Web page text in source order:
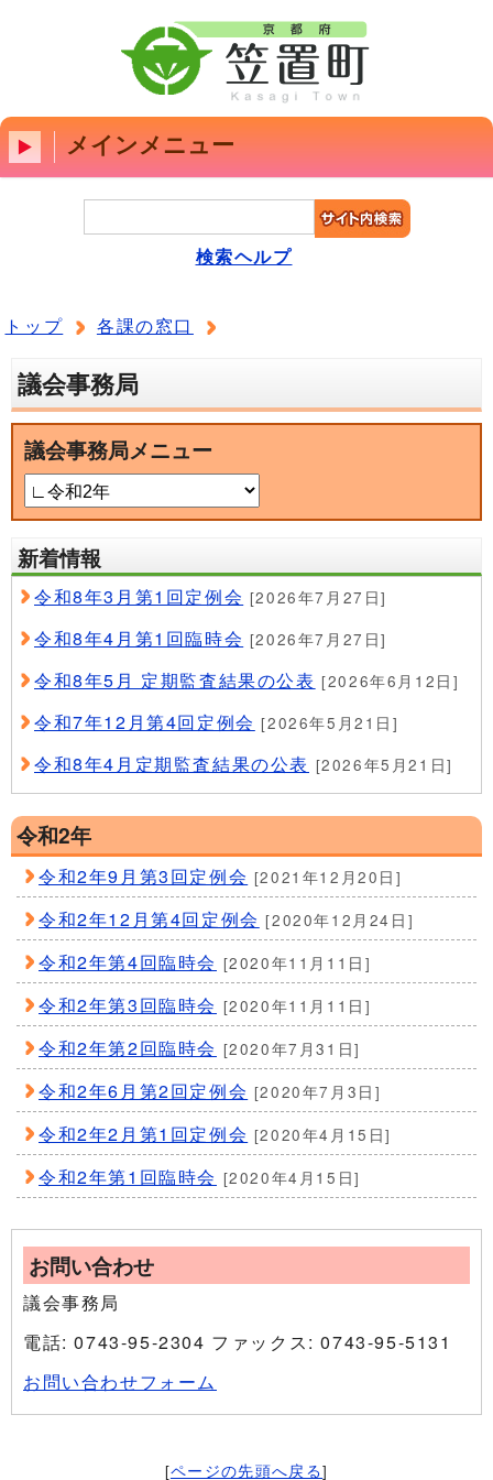
メインメニュー
検索ヘルプ
トップ 各課の窓口
議会事務局
議会事務局メニュー
新着情報
令和8年3月第1回定例会 [2026年7月27日]
令和8年4月第1回臨時会 [2026年7月27日]
令和8年5月 定期監査結果の公表 [2026年6月12日]
令和7年12月第4回定例会 [2026年5月21日]
令和8年4月定期監査結果の公表 [2026年5月21日]
令和2年
令和2年9月第3回定例会 [2021年12月20日]
令和2年12月第4回定例会 [2020年12月24日]
令和2年第4回臨時会 [2020年11月11日]
令和2年第3回臨時会 [2020年11月11日]
令和2年第2回臨時会 [2020年7月31日]
令和2年6月第2回定例会 [2020年7月3日]
令和2年2月第1回定例会 [2020年4月15日]
令和2年第1回臨時会 [2020年4月15日]
お問い合わせ
議会事務局
電話: 0743-95-2304 ファックス: 0743-95-5131
お問い合わせフォーム
[ページの先頭へ戻る]